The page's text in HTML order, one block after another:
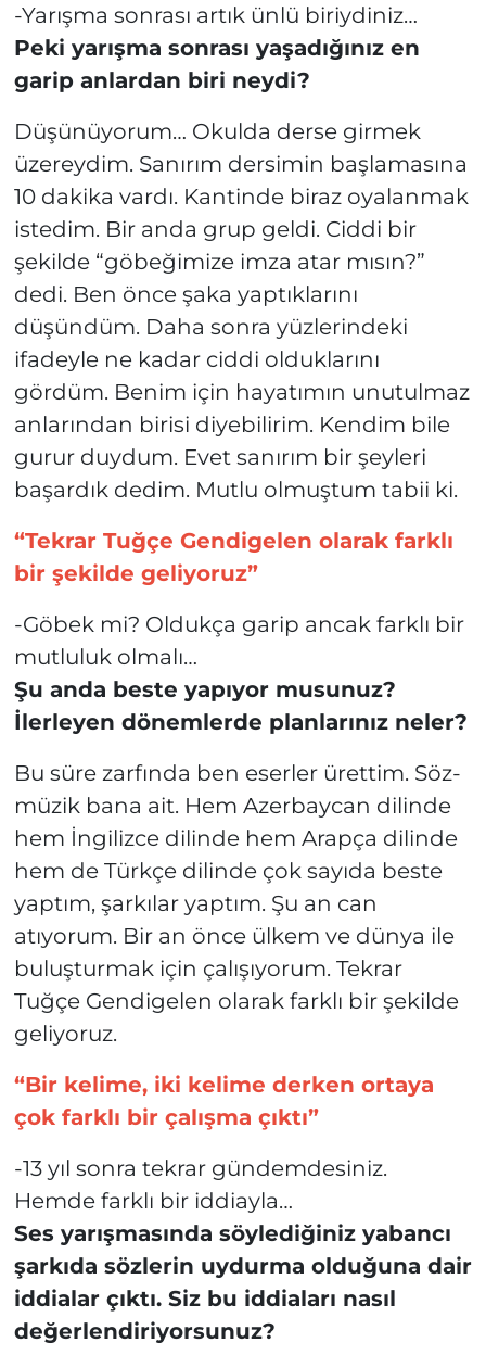
-Yarışma sonrası artık ünlü biriydiniz…
Peki yarışma sonrası yaşadığınız en
garip anlardan biri neydi?
Düşünüyorum… Okulda derse girmek
üzereydim. Sanırım dersimin başlamasına
10 dakika vardı. Kantinde biraz oyalanmak
istedim. Bir anda grup geldi. Ciddi bir
şekilde “göbeğimize imza atar mısın?”
dedi. Ben önce şaka yaptıklarını
düşündüm. Daha sonra yüzlerindeki
ifadeyle ne kadar ciddi olduklarını
gördüm. Benim için hayatımın unutulmaz
anlarından birisi diyebilirim. Kendim bile
gurur duydum. Evet sanırım bir şeyleri
başardık dedim. Mutlu olmuştum tabii ki.
“Tekrar Tuğçe Gendigelen olarak farklı
bir şekilde geliyoruz”
-Göbek mi? Oldukça garip ancak farklı bir
mutluluk olmalı…
Şu anda beste yapıyor musunuz?
İlerleyen dönemlerde planlarınız neler?
Bu süre zarfında ben eserler ürettim. Söz-
müzik bana ait. Hem Azerbaycan dilinde
hem İngilizce dilinde hem Arapça dilinde
hem de Türkçe dilinde çok sayıda beste
yaptım, şarkılar yaptım. Şu an can
atıyorum. Bir an önce ülkem ve dünya ile
buluşturmak için çalışıyorum. Tekrar
Tuğçe Gendigelen olarak farklı bir şekilde
geliyoruz.
“Bir kelime, iki kelime derken ortaya
çok farklı bir çalışma çıktı”
-13 yıl sonra tekrar gündemdesiniz.
Hemde farklı bir iddiayla…
Ses yarışmasında söylediğiniz yabancı
şarkıda sözlerin uydurma olduğuna dair
iddialar çıktı. Siz bu iddiaları nasıl
değerlendiriyorsunuz?